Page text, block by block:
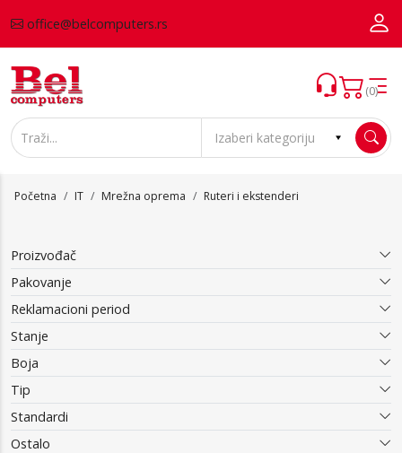
office@belcomputers.rs
(0)
Početna IT Mrežna oprema Ruteri i ekstenderi
Proizvođač
Pakovanje
Reklamacioni period
Stanje
Boja
Tip
Standardi
Ostalo